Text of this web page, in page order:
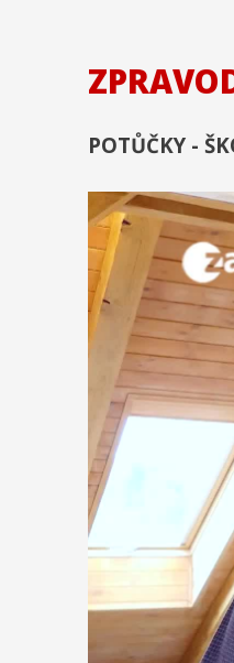
POTŮČKY -